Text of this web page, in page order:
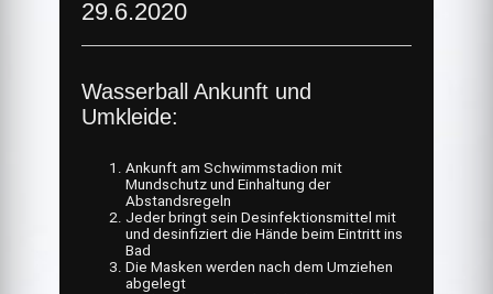
29.6.2020
Wasserball Ankunft und
Umkleide:
Ankunft am Schwimmstadion mit
Mundschutz und Einhaltung der
Abstandsregeln
Jeder bringt sein Desinfektionsmittel mit
und desinfiziert die Hände beim Eintritt ins
Bad
Die Masken werden nach dem Umziehen
abgelegt